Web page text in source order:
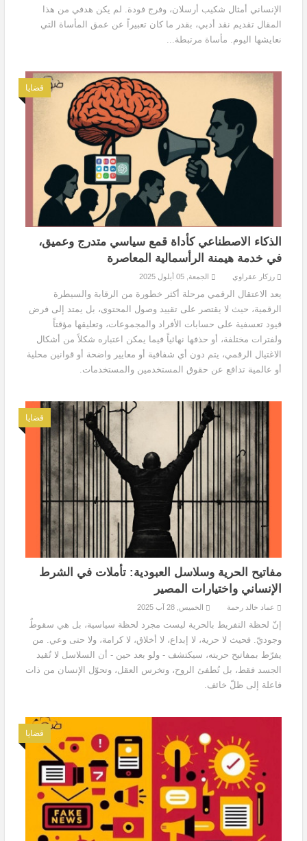
الإنساني أمثال شكيب أرسلان، وفرج فودة. لم يكن هدفي من هذا
المقال تقديم نقد أدبي، بقدر ما كان تعبيراً عن عمق المأساة التي
نعايشها اليوم. مأساة مرتبطة...
قضايا
الذكاء الاصطناعي كأداة قمع سياسي متدرج وعميق،
في خدمة هيمنة الرأسمالية المعاصرة
رزكار عقراوي الجمعة, 05 أيلول 2025
يعد الاعتقال الرقمي مرحلة أكثر خطورة من الرقابة والسيطرة
الرقمية، حيث لا يقتصر على تقييد وصول المحتوى، بل يمتد إلى فرض
قيود تعسفية على حسابات الأفراد والمجموعات، وتعليقها مؤقتاً
ولفترات مختلفة، أو حذفها نهائياً فيما يمكن اعتباره شكلاً من أشكال
الاغتيال الرقمي، يتم دون أي شفافية أو معايير واضحة أو قوانين محلية
أو عالمية تدافع عن حقوق المستخدمين والمستخدمات.
قضايا
مفاتيح الحرية وسلاسل العبودية: تأملات في الشرط
الإنساني واختيارات المصير
عماد خالد رحمة الخميس, 28 آب 2025
إنّ لحظة التفريط بالحرية ليست مجرد لحظة سياسية، بل هي سقوطٌ
وجوديّ. فحيث لا حرية، لا إبداع، لا أخلاق، لا كرامة، ولا حتى وعي. من
يفرّط بمفاتيح حريته، سيكتشف - ولو بعد حين - أن السلاسل لا تُقيد
الجسد فقط، بل تُطفئ الروح، وتخرس العقل، وتحوّل الإنسان من ذات
فاعلة إلى ظلّ خائف.
قضايا